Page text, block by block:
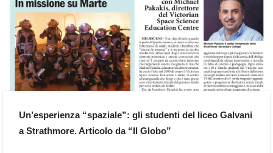
Un’esperienza “spaziale”: gli studenti del liceo Galvani
a Strathmore. Articolo da “Il Globo”